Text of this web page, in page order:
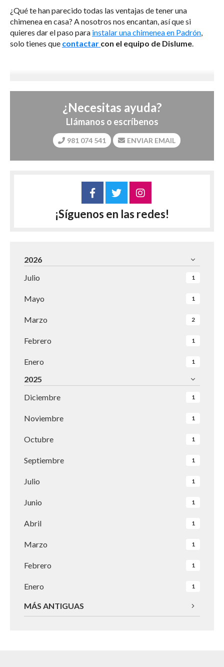
¿Qué te han parecido todas las ventajas de tener una
chimenea en casa? A nosotros nos encantan, así que si
quieres dar el paso para instalar una chimenea en Padrón,
solo tienes que contactar con el equipo de Dislume.
¿Necesitas ayuda?
Llámanos o escríbenos
981 074 541 ENVIAR EMAIL
¡Síguenos en las redes!
2026
Julio
1
Mayo 1
Marzo 2
Febrero 1
Enero 1
2025
Diciembre
1
Noviembre 1
Octubre 1
Septiembre 1
Julio 1
Junio 1
Abril 1
Marzo 1
Febrero 1
Enero 1
MÁS ANTIGUAS